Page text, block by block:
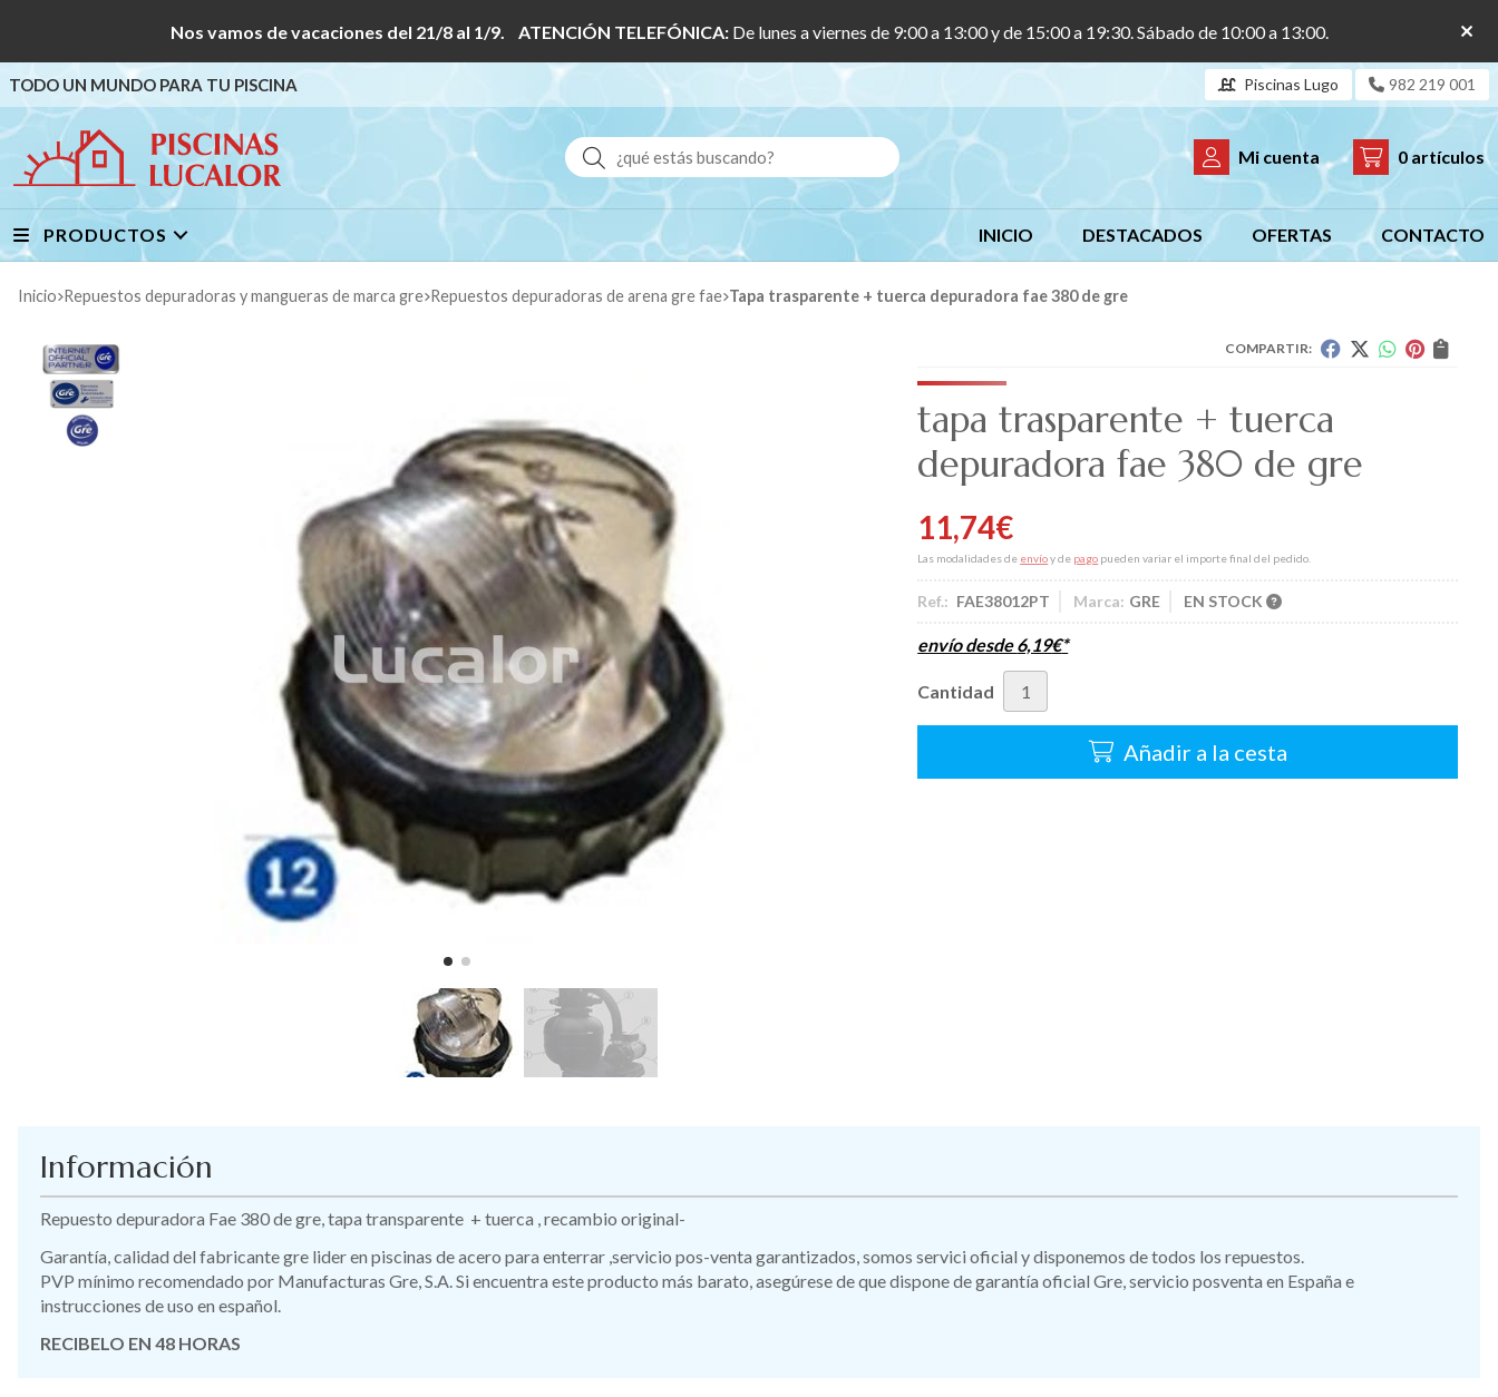
Nos vamos de vacaciones del 21/8 al 1/9. ATENCIÓN TELEFÓNICA: De lunes a viernes de 9:00 a 13:00 y de 15:00 a 19:30. Sábado de 10:00 a 13:00.
TODO UN MUNDO PARA TU PISCINA Piscinas Lugo 982 219 001
Buscar Mi cuenta 0 artículos
PRODUCTOS INICIO DESTACADOS OFERTAS CONTACTO
Inicio repuestos depuradoras y mangueras de marca gre repuestos depuradoras de arena gre fae tapa trasparente + tuerca depuradora fae 380 de gre
COMPARTIR:
tapa trasparente + tuerca
depuradora fae 380 de gre
11,74€
Las modalidades de envíoy de pago pueden variar el importe final del pedido.
Ref.: FAE38012PT Marca: GRE EN STOCK
envío desde6,19€*
Cantidad
Añadir a la cesta
Información
Repuesto depuradora Fae 380 de gre, tapa transparente + tuerca , recambio original-
Garantía, calidad del fabricante gre lider en piscinas de acero para enterrar ,servicio pos-venta garantizados, somos servici oficial y disponemos de todos los repuestos.
PVP mínimo recomendado por Manufacturas Gre, S.A. Si encuentra este producto más barato, asegúrese de que dispone de garantía oficial Gre, servicio posventa en España e
instrucciones de uso en español.
RECIBELO EN 48 HORAS